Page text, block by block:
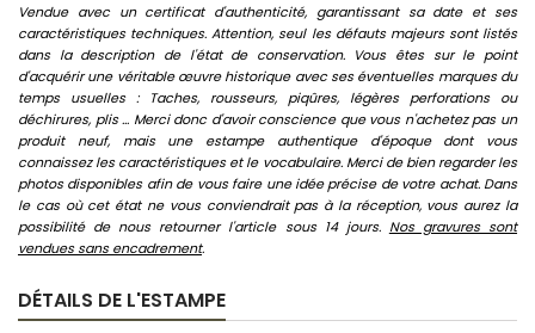
Vendue avec un certificat d'authenticité, garantissant sa date et ses
caractéristiques techniques. Attention, seul les défauts majeurs sont listés
dans la description de l'état de conservation. Vous êtes sur le point
d'acquérir une véritable œuvre historique avec ses éventuelles marques du
temps usuelles : Taches, rousseurs, piqûres, légères perforations ou
déchirures, plis ... Merci donc d'avoir conscience que vous n'achetez pas un
produit neuf, mais une estampe authentique d'époque dont vous
connaissez les caractéristiques et le vocabulaire. Merci de bien regarder les
photos disponibles afin de vous faire une idée précise de votre achat. Dans
le cas où cet état ne vous conviendrait pas à la réception, vous aurez la
possibilité de nous retourner l'article sous 14 jours. Nos gravures sont
vendues sans encadrement.
DÉTAILS DE L'ESTAMPE